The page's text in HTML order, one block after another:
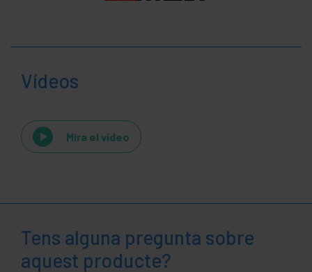
Vídeos
Mira el vídeo
Tens alguna pregunta sobre
aquest producte?